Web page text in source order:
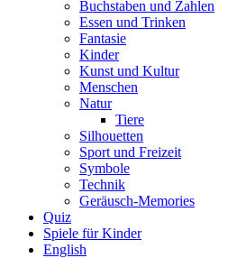
Buchstaben und Zahlen
Essen und Trinken
Fantasie
Kinder
Kunst und Kultur
Menschen
Natur
Tiere
Silhouetten
Sport und Freizeit
Symbole
Technik
Geräusch-Memories
Quiz
Spiele für Kinder
English